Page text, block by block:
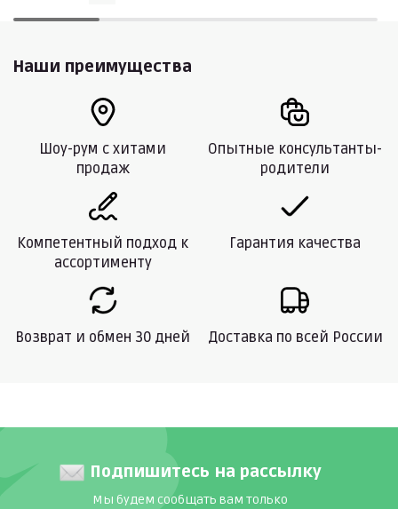
Наши преимущества
Шоу-рум с хитами
продаж
Опытные консультанты-
родители
Компетентный подход к
ассортименту
Гарантия качества
Возврат и обмен 30 дней Доставка по всей России
Подпишитесь на рассылку
Мы будем сообщать вам только